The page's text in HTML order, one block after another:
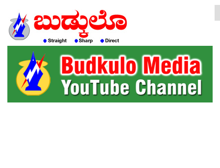
EDITORIAL
ENGLISH
KANNADA
INTERVIEWS